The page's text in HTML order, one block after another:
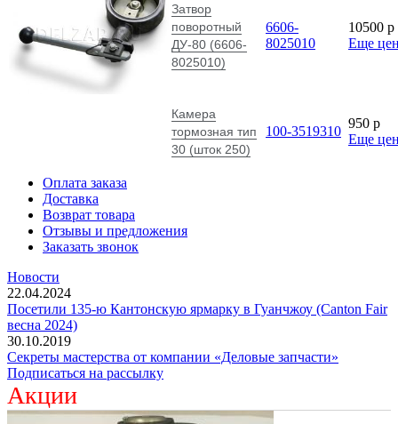
Затвор
поворотный
ДУ-80 (6606-
8025010)
6606-
8025010
10500 p
Еще
Камера
тормозная тип
30 (шток 250)
100-3519310
950 p
Еще
Оплата заказа
Доставка
Возврат товара
Отзывы и предложения
Заказать звонок
Новости
22.04.2024
Посетили 135-ю Кантонскую ярмарку в Гуанчжоу (Canton Fair
весна 2024)
30.10.2019
Секреты мастерства от компании «Деловые запчасти»
Подписаться на рассылку
Акции